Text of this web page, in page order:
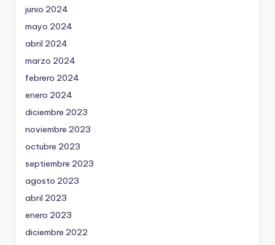
junio 2024
mayo 2024
abril 2024
marzo 2024
febrero 2024
enero 2024
diciembre 2023
noviembre 2023
octubre 2023
septiembre 2023
agosto 2023
abril 2023
enero 2023
diciembre 2022